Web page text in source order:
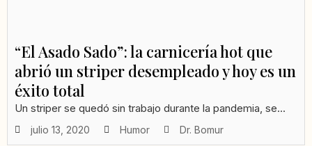
“El Asado Sado”: la carnicería hot que
abrió un striper desempleado y hoy es un
éxito total
Un striper se quedó sin trabajo durante la pandemia, se...
julio 13, 2020 Humor Dr. Bomur